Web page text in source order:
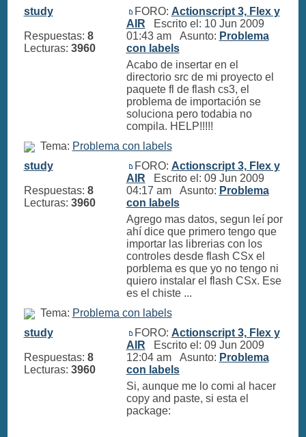
study
Respuestas: 8
Lecturas: 3960
FORO: Actionscript 3, Flex y
AIR Escrito el: 10 Jun 2009
01:43 am Asunto: Problema
con labels
Acabo de insertar en el
directorio src de mi proyecto el
paquete fl de flash cs3, el
problema de importación se
soluciona pero todabia no
compila. HELP!!!!!
Tema: Problema con labels
study
Respuestas: 8
Lecturas: 3960
FORO: Actionscript 3, Flex y
AIR Escrito el: 09 Jun 2009
04:17 am Asunto: Problema
con labels
Agrego mas datos, segun leí por
ahí dice que primero tengo que
importar las librerias con los
controles desde flash CSx el
porblema es que yo no tengo ni
quiero instalar el flash CSx. Ese
es el chiste ...
Tema: Problema con labels
study
Respuestas: 8
Lecturas: 3960
FORO: Actionscript 3, Flex y
AIR Escrito el: 09 Jun 2009
12:04 am Asunto: Problema
con labels
Si, aunque me lo comi al hacer
copy and paste, si esta el
package: